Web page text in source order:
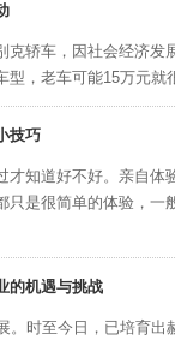
轿车，因社会经济发
，老车可能15万元就
技巧
知道好不好。亲自体
是很简单的体验，一
的机遇与挑战
时至今日，已培育